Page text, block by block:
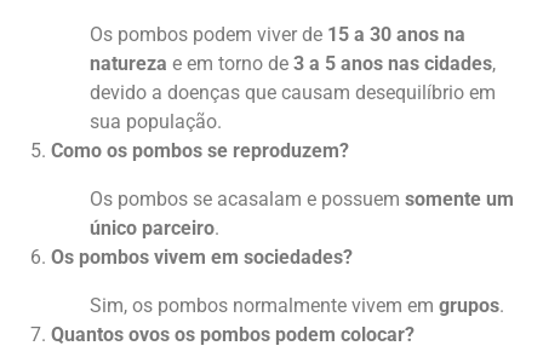
Os pombos podem viver de 15 a 30 anos na
natureza e em torno de 3 a 5 anos nas cidades,
devido a doenças que causam desequilíbrio em
sua população.
Como os pombos se reproduzem?
Os pombos se acasalam e possuem somente um
único parceiro.
Os pombos vivem em sociedades?
Sim, os pombos normalmente vivem em grupos.
Quantos ovos os pombos podem colocar?